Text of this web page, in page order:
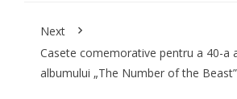
Next
Casete comemorative pentru a 40-a
albumului „The Number of the Beast”